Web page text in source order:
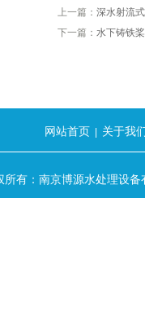
上一篇： 深水射流
下一篇： 水下铸铁
网站首页 关于我
所有：南京博源水处理设